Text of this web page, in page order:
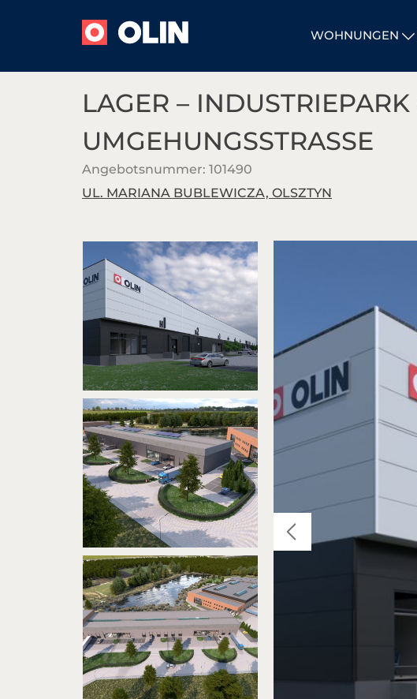
WOHNUNGEN
Apartments
Mazury Golf
Apartments
Industriepark
Verkauf
LAGER –
UMGEHUNGSSTRASSE
Angebotsnummer: 101490
UL. MARIANA BUBLEWICZA, OLSZTYN